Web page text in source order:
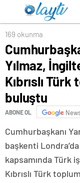
toplum
169 okunma
Yılmaz,
Kıbrıslı
buluştu
ABONE OL
Cumhurbaşkanı
başkenti
kapsamında Türk
Kıbrıslı Türk